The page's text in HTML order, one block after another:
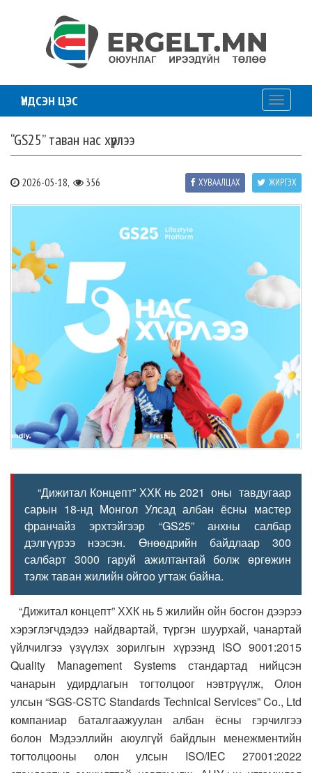
ҮНДСЭН ЦЭС
Toggle
“GS25” таван нас хүрлээ
2026-05-18, 356 ЖИРГЭХ
ХУВААЛЦАХ
“Дижитал Концепт” ХХК нь 2021 оны тавдугаар
сарын 18-нд Монгол Улсад албан ёсны мастер
франчайз эрхтэйгээр “GS25” анхны салбар
дэлгүүрээ нээсэн. Өнөөдрийн байдлаар 300
салбарт 3000 гаруй ажилтантай болж өргөжин
тэлж таван жилийн ойгоо угтаж байна.
“Дижитал концепт” ХХК нь 5 жилийн ойн босгон дээрээ
хэрэглэгчдэдээ найдвартай, түргэн шуурхай, чанартай
үйлчилгээ үзүүлэх зорилгын хүрээнд ISO 9001:2015
Quality Management Systems стандартад нийцсэн
чанарын удирдлагын тогтолцоог нэвтрүүлж, Олон
улсын “SGS-CSTC Standards Technical Services” Co., Ltd
компаниар баталгаажуулан албан ёсны гэрчилгээ
болон Мэдээллийн аюулгүй байдлын менежментийн
тогтолцооны олон улсын ISO/IEC 27001:2022